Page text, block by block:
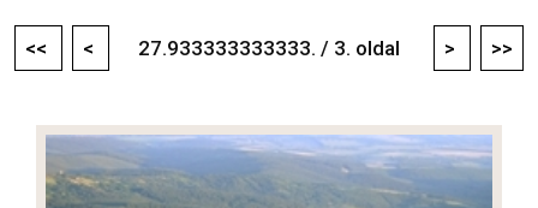
<< < 27.933333333333. / 3. oldal > >>